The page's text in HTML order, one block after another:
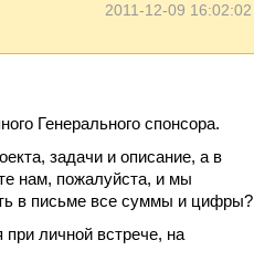
2011-12-09 16:02:02
Генерального спонсора.
задачи и описание, а в
нам, пожалуйста, и мы
в письме все суммы и цифры?
при личной встрече, на